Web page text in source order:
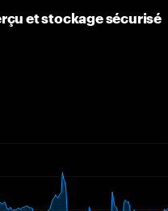
et stockage sécurisé